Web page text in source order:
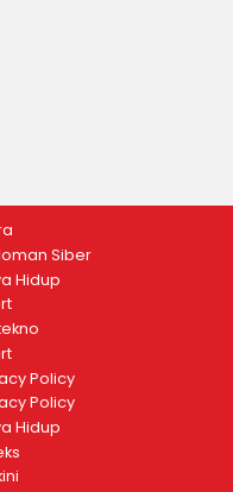
Siber
Hidup
Policy
Policy
Hidup